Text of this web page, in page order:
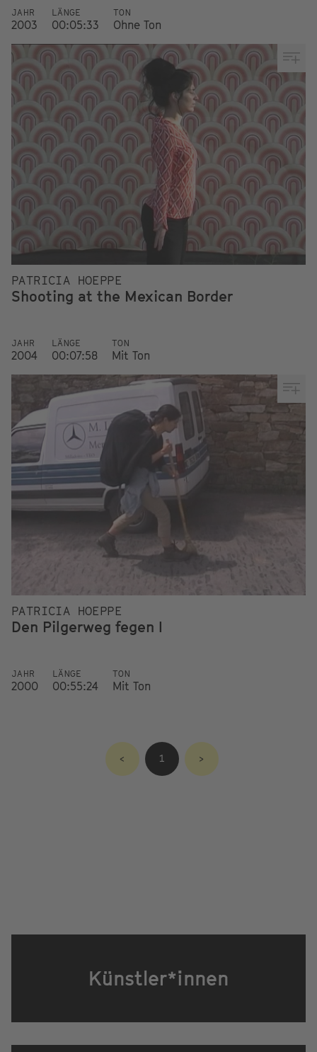
JAHR
2003
LÄNGE
00:05:33
TON
Ohne Ton
PATRICIA HOEPPE
Shooting at the Mexican Border
JAHR
2004
LÄNGE
00:07:58
TON
Mit Ton
PATRICIA HOEPPE
Den Pilgerweg fegen I
JAHR
2000
LÄNGE
00:55:24
TON
Mit Ton
< 1 >
Künstler*innen